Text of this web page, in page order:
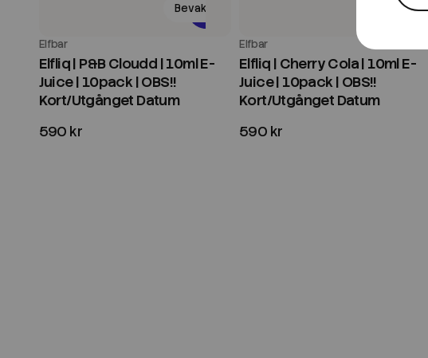
Bevaka
Elfbar
Elfliq | P&B Cloudd | 10ml E-
Juice | 10pack | OBS!!
Kort/Utgånget Datum
590 kr
Bevaka
Elfbar
Elfliq | Cherry Cola | 10ml E-
Juice | 10pack | OBS!!
Kort/Utgånget Datum
590 kr